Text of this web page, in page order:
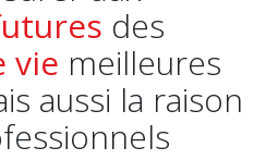
des
vie meilleures
aussi la raison